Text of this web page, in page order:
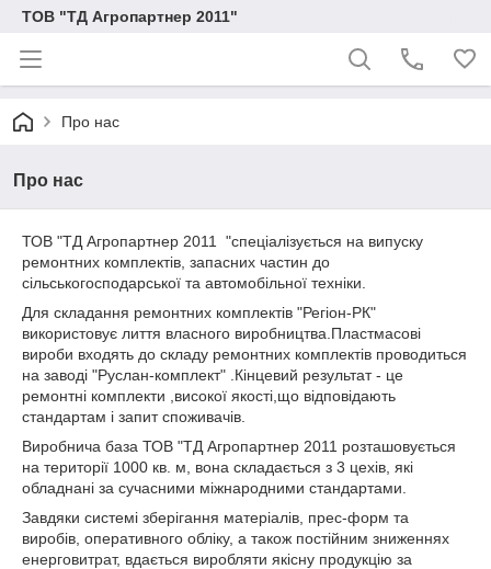
ТОВ "ТД Агропартнер 2011"
Про нас
Про нас
ТОВ "ТД Агропартнер 2011 "спеціалізується на випуску
ремонтних комплектів, запасних частин до
сільськогосподарської та автомобільної техніки.
Для складання ремонтних комплектів "Регіон-РК"
використовує лиття власного виробництва.Пластмасові
вироби входять до складу ремонтних комплектів проводиться
на заводі "Руслан-комплект" .Кінцевий результат - це
ремонтні комплекти ,високої якості,що відповідають
стандартам і запит споживачів.
Виробнича база ТОВ "ТД Агропартнер 2011 розташовується
на території 1000 кв. м, вона складається з 3 цехів, які
обладнані за сучасними міжнародними стандартами.
Завдяки системі зберігання матеріалів, прес-форм та
виробів, оперативного обліку, а також постійним зниженнях
енерговитрат, вдається виробляти якісну продукцію за